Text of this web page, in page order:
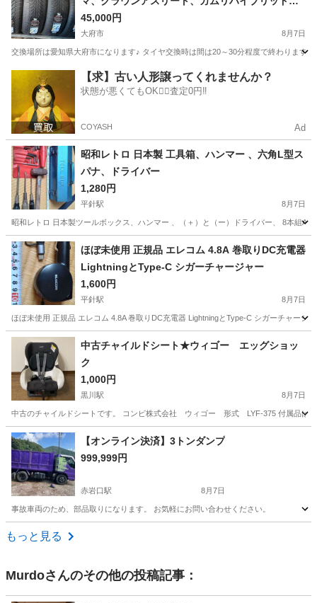
MIRAI、HS、オデッセイ、ヴェゼル、ジューク、
ティアナ、フォレスター、レガシーアウトバック
等に！ARIVO製オールシーズンタイヤ入荷しまし
た🌞
45,000円
大府市 8月7日
交換場所は愛知県大府市になります♪ タイヤ交換時は間は20～30分程度で終わります
タイヤ、ホイール タイヤ
【求】古い人形譲ってくれませんか？
状態が悪くてもOK🙆‍♀️査定0円‼️
COYASH Ad
昭和レトロ 日本製 工具箱、ハンマー 、六角L型ス
パナ、ドライバー
1,280円
平針駅 8月7日
昭和レトロ 日本製ツールボックス、ハンマー 、（＋）と（ー）ドライバー、 8本組
愛知 名古屋市 平針駅 メンテナンス用品
ほぼ未使用 正規品 エレコム 4.8A 巻取りDC充電器
LightningとType-C シガーチャージャー
1,600円
平針駅 8月7日
ほぼ未使用 正規品 エレコム 4.8A 巻取りDC充電器 LightningとType-C シガーチャージ
愛知 名古屋市 平針駅 アクセサリー
中古チャイルドシート★ウィゴー エッグショッ
ク
1,000円
黒川駅 8月7日
中古のチャイルドシートです。 コンビ株式会社 ウィゴー 形式 LYF-375 付属品はな
愛知 名古屋市 黒川駅 セーフティ、チャイルドシート
【オンライン決済】3トンダンプ
999,999円
赤岩口駅 8月7日
事故車両のため、部品取りになります。 お気軽にお問い合わせください。
愛知 豊橋市
もっと見る
Murdoさんのその他の投稿記事：